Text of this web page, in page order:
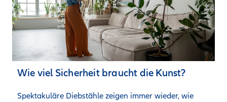
Wie viel Sicherheit braucht die Kunst?
Spektakuläre Diebstähle zeigen immer wieder, wie